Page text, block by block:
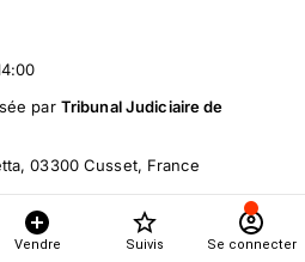
par Tribunal Judiciaire de
03300 Cusset, France
Vendre Suivis Se connecter